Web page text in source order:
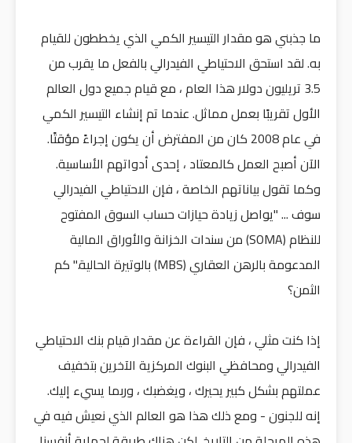
ما جذبني هو مقدار التيسير الكمي الذي يخططون للقيام
به. لقد استحق الاحتياطي الفيدرالي بالفعل ما يقرب من
3.5 تريليون دولار هذا العام ، مع قيام جميع دول العالم
الأول تقريبًا بعمل مماثل. عندما تم إنشاء التيسير الكمي
في عام 2008 كان من المفترض أن يكون إجراءً مؤقتًا.
الآن أصبح العمل كالمعتاد ، إحدى أدواتهم الأساسية.
وكما تقول بياناتهم الخاصة ، فإن الاحتياطي الفيدرالي
سوف ... "يواصل زيادة حيازات حساب السوق المفتوح
للنظام (SOMA) من سندات الخزانة والأوراق المالية
المدعومة بالرهن العقاري (MBS) بالوتيرة الحالية." كم
الثمن؟
إذا كنت مثلي ، فإن القراءة عن مقدار قيام بنك الاحتياطي
الفيدرالي ومحافظي البنوك المركزية الآخرين بتخفيف
عملتهم بشكل كبير يحيرك ، ويغضبك ، وربما يسيء إليك.
إنه للجنون - ومع ذلك هذا هو العالم الذي نعيش فيه في